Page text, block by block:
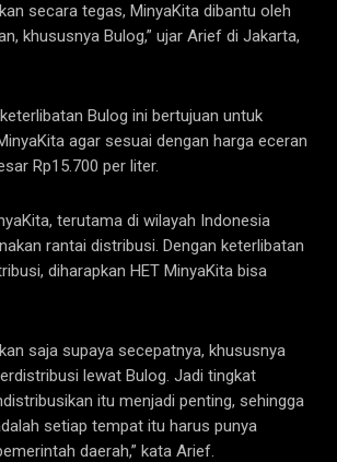
secara tegas, MinyaKita dibantu oleh
khususnya Bulog,” ujar Arief di Jakarta,
Bulog ini bertujuan untuk
agar sesuai dengan harga eceran
Rp15.700 per liter.
terutama di wilayah Indonesia
rantai distribusi. Dengan keterlibatan
diharapkan HET MinyaKita bisa
saja supaya secepatnya, khususnya
lewat Bulog. Jadi tingkat
itu menjadi penting, sehingga
setiap tempat itu harus punya
daerah,” kata Arief.